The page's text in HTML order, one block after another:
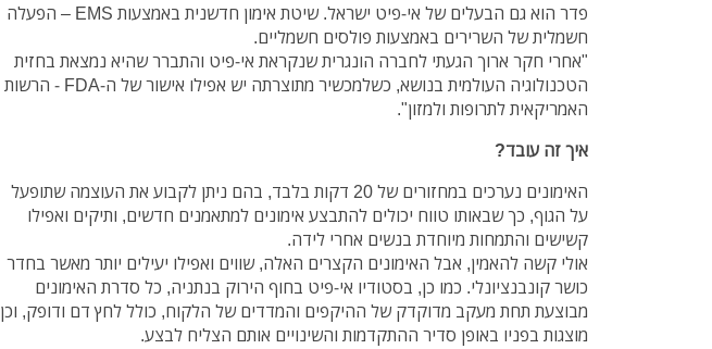
פדר הוא גם הבעלים של אי-פיט ישראל.
שיטת אימון חדשנית באמצעות EMS – הפעלה
חשמלית של השרירים באמצעות פולסים חשמליים.
"אחרי חקר ארוך הגעתי לחברה הונגרית שנקראת אי-פיט והתברר שהיא נמצאת בחזית
הטכנולוגיה העולמית בנושא, כשלמכשיר מתוצרתה יש אפילו אישור של ה-FDA - הרשות
האמריקאית לתרופות ולמזון".
איך זה עובד?
האימונים נערכים במחזורים של 20 דקות בלבד, בהם ניתן לקבוע את העוצמה שתופעל
על הגוף, כך שבאותו טווח יכולים להתבצע אימונים למתאמנים חדשים, ותיקים ואפילו
קשישים והתמחות מיוחדת בנשים אחרי לידה.
אולי קשה להאמין, אבל האימונים הקצרים האלה, שווים ואפילו יעילים יותר מאשר בחדר
כושר קונבנציונלי. כמו כן, בסטודיו אי-פיט בחוף הירוק בנתניה, כל סדרת האימונים
מבוצעת תחת מעקב מדוקדק של ההיקפים והמדדים של הלקוח, כולל לחץ דם ודופק, וכן
מוצגות בפניו באופן סדיר ההתקדמות והשינויים אותם הצליח לבצע.